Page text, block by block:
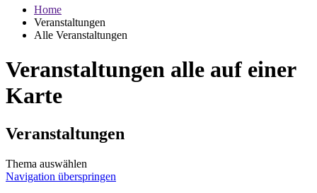
Home
Veranstaltungen
Alle Veranstaltungen
Veranstaltungen alle auf einer
Karte
Veranstaltungen
Thema auswählen
Navigation überspringen